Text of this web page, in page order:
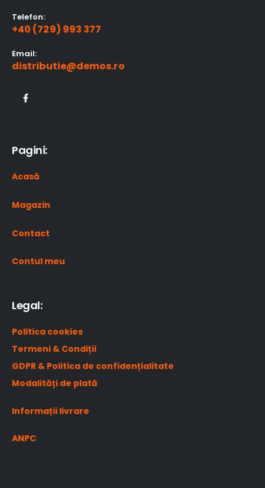
Telefon:
+40 (729) 993 377
Email:
distributie@demos.ro
Pagini:
Acasă
Magazin
Contact
Contul meu
Legal:
Politica cookies
Termeni & Condiții
GDPR & Politica de confidențialitate
Modalități de plată
Informații livrare
ANPC